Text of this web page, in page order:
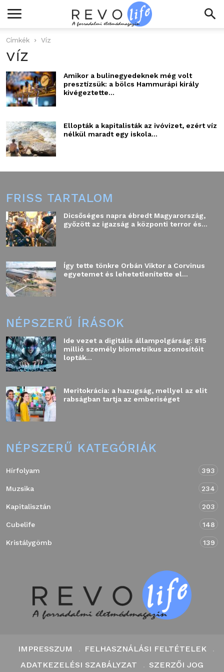
Címkék Víz
víz
Amikor a bulinegyedeknek még volt
presztízsük: a bölcs Hammurápi király
kivégeztette...
Ellopták a kapitalisták az ivóvizet, ezért víz
nélkül maradt egy iskola...
FRISS TARTALOM
Dicsőséges napra ébredt Magyarország,
győzött az igazság a központi terror és...
Így tette tönkre Orbán Viktor a Corvinus
egyetemet és lehetetlenítette el...
NÉPSZERŰ ÍRÁSOK
Ide vezet a digitális állampolgárság: 815
millió személy biometrikus azonosítóit
lopták...
Meritokrácia: a hazugság, mellyel az elit
rabságban tartja az emberiséget
NÉPSZERŰ KATEGÓRIÁK
Hírfolyam 393
Muzsika 234
Kapitalisztán 203
Cubelife 148
Kristálygömb 139
IMPRESSZUM
FELHASZNÁLÁSI FELTÉTELEK
ADATKEZELÉSI SZABÁLYZAT
SZERZŐI JOG